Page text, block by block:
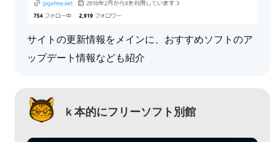
サイトの更新情報をメインに、おすすめソフトのア
ップデート情報なども紹介
ｋ本的にフリーソフト別館